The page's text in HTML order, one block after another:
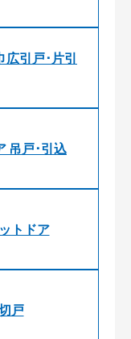
引戸･片引
吊戸･引込
トドア
戸